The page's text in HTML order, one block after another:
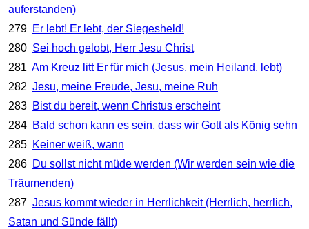
auferstanden)
279 Er lebt! Er lebt, der Siegesheld!
280 Sei hoch gelobt, Herr Jesu Christ
281 Am Kreuz litt Er für mich (Jesus, mein Heiland, lebt)
282 Jesu, meine Freude, Jesu, meine Ruh
283 Bist du bereit, wenn Christus erscheint
284 Bald schon kann es sein, dass wir Gott als König sehn
285 Keiner weiß, wann
286 Du sollst nicht müde werden (Wir werden sein wie die
Träumenden)
287 Jesus kommt wieder in Herrlichkeit (Herrlich, herrlich,
Satan und Sünde fällt)